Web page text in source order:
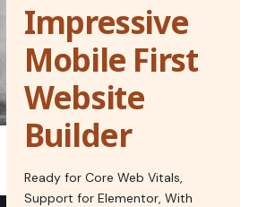
Impressive
Mobile First
Website
Builder
Ready for Core Web Vitals,
Support for Elementor, With